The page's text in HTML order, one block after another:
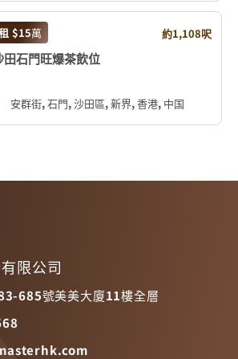
$15萬 約1,108呎
田石門旺爆茶飲位
安群街, 石門, 沙田區, 新界, 香港, 中国
限公司
685號美美大廈11樓全層